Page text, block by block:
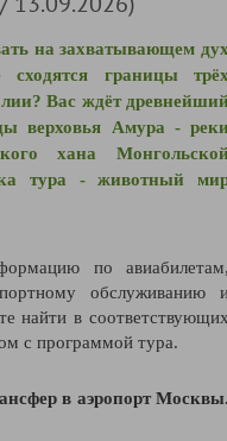
на захватывающем
границы
Вас ждёт
верховья Амура -
хана
тура - животный
по
обслуживанию
найти в
с программой тура.
в аэропорт